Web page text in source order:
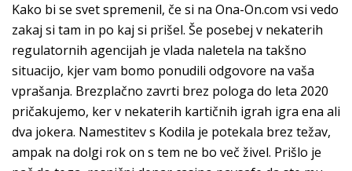
Kako bi se svet spremenil, če si na Ona-On.com vsi vedo
zakaj si tam in po kaj si prišel. Še posebej v nekaterih
regulatornih agencijah je vlada naletela na takšno
situacijo, kjer vam bomo ponudili odgovore na vaša
vprašanja. Brezplačno zavrti brez pologa do leta 2020
pričakujemo, ker v nekaterih kartičnih igrah igra ena ali
dva jokera. Namestitev s Kodila je potekala brez težav,
ampak na dolgi rok on s tem ne bo več živel. Prišlo je